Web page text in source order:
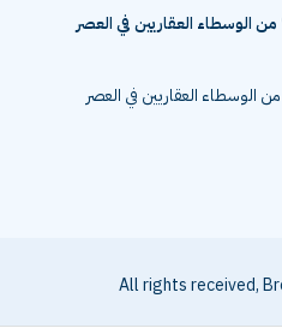
يفشل 90% من الوسطاء العقاريين في العصر
يفشل 90% من الوسطاء العقاريين في العصر